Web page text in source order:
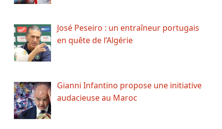
José Peseiro : un entraîneur portugais
en quête de l’Algérie
Gianni Infantino propose une initiative
audacieuse au Maroc